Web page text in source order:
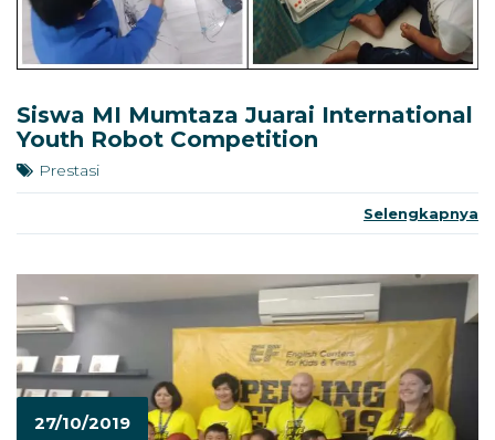
Siswa MI Mumtaza Juarai International
Youth Robot Competition
Prestasi
Selengkapnya
27/10/2019